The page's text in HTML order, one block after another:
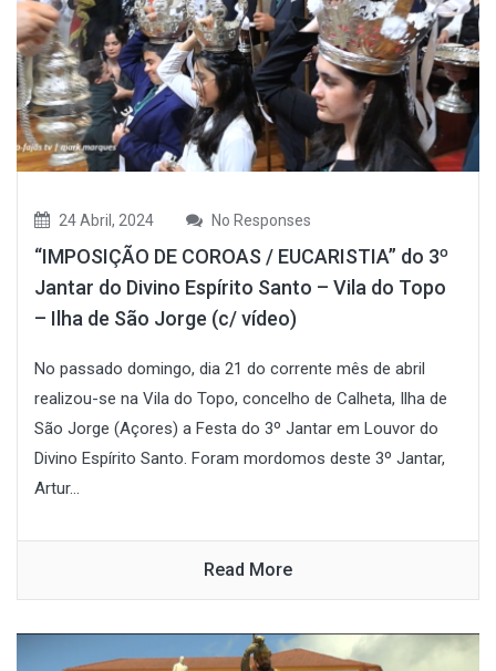
24 Abril, 2024 No Responses
“IMPOSIÇÃO DE COROAS / EUCARISTIA” do 3º
Jantar do Divino Espírito Santo – Vila do Topo
– Ilha de São Jorge (c/ vídeo)
No passado domingo, dia 21 do corrente mês de abril
realizou-se na Vila do Topo, concelho de Calheta, Ilha de
São Jorge (Açores) a Festa do 3º Jantar em Louvor do
Divino Espírito Santo. Foram mordomos deste 3º Jantar,
Artur...
Read More